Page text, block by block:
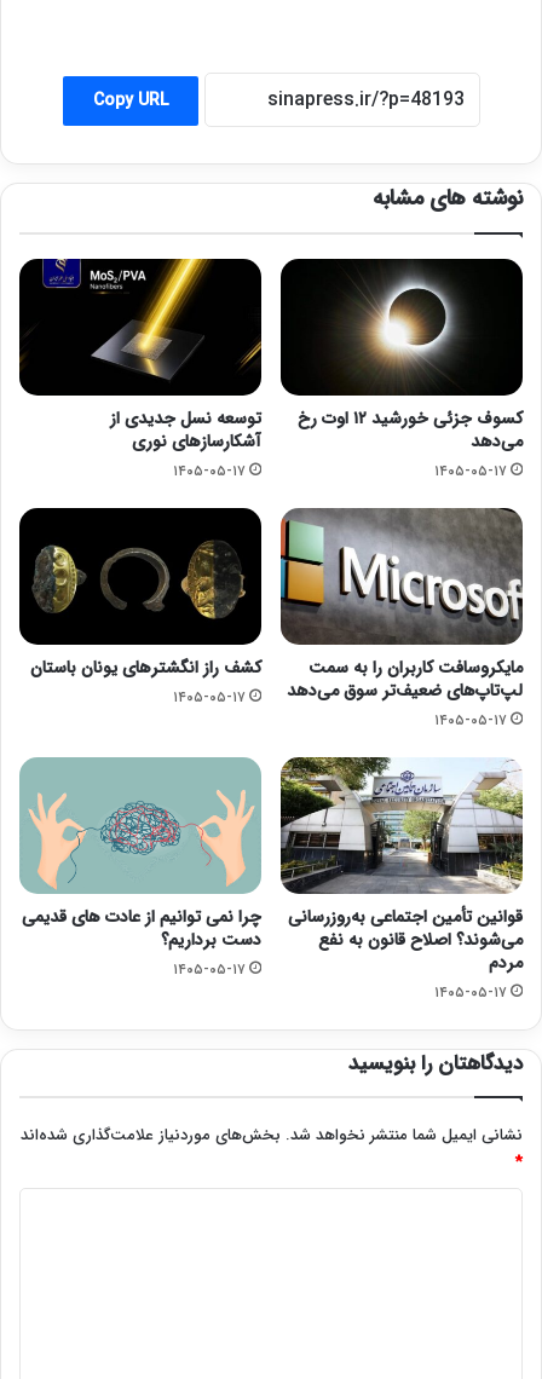
Copy URL
نوشته های مشابه
کسوف جزئی خورشید ۱۲ اوت رخ
می‌دهد
۱۴۰۵-۰۵-۱۷
توسعه نسل جدیدی از
آشکارسازهای نوری
۱۴۰۵-۰۵-۱۷
مایکروسافت کاربران را به سمت
لپ‌تاپ‌های ضعیف‌تر سوق می‌دهد
۱۴۰۵-۰۵-۱۷
کشف راز انگشترهای یونان باستان
۱۴۰۵-۰۵-۱۷
قوانین تأمین اجتماعی به‌روزرسانی
می‌شوند؟ اصلاح قانون به نفع
مردم
۱۴۰۵-۰۵-۱۷
چرا نمی توانیم از عادت های قدیمی
دست برداریم؟
۱۴۰۵-۰۵-۱۷
دیدگاهتان را بنویسید
نشانی ایمیل شما منتشر نخواهد شد. بخش‌های موردنیاز علامت‌گذاری شده‌اند
*